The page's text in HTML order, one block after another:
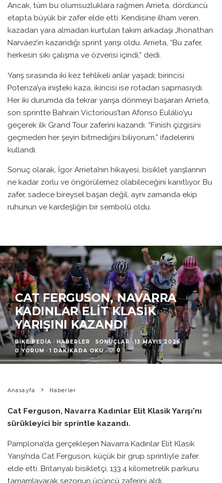
Ancak, tüm bu olumsuzluklara rağmen Arrieta, dördüncü
etapta büyük bir zafer elde etti. Kendisine ilham veren,
kazadan yara almadan kurtulan takım arkadaşı Jhonathan
Narváez’in kazandığı sprint yarışı oldu. Arrieta, “Bu zafer,
herkesin sıkı çalışma ve özverisi içindi,” dedi.
Yarış sırasında iki kez tehlikeli anlar yaşadı; birincisi
Potenza’ya inişteki kaza, ikincisi ise rotadan sapmasıydı.
Her iki durumda da tekrar yarışa dönmeyi başaran Arrieta,
son sprintte Bahrain Victorious’tan Afonso Eulálio’yu
geçerek ilk Grand Tour zaferini kazandı. “Finish çizgisini
geçmeden her şeyin bitmediğini biliyorum,” ifadelerini
kullandı.
Sonuç olarak, İgor Arrieta’nın hikayesi, bisiklet yarışlarının
ne kadar zorlu ve öngörülemez olabileceğini kanıtlıyor. Bu
zafer, sadece bireysel başarı değil, aynı zamanda ekip
ruhunun ve kardeşliğin bir sembolü oldu.
CAT FERGUSON, NAVARRA
KADINLAR ELIT KLASIK
YARIŞINI KAZANDI
BIKE PEDIA · HABERLER SONUÇLAR · 13 MAYIS 2026 ·
0 YORUM · 1 DAKIKADA OKU · 0
Anasayfa Haberler
Cat Ferguson, Navarra Kadınlar Elit Klasik Yarışı'nı
sürükleyici bir sprintle kazandı.
Pamplona’da gerçekleşen Navarra Kadınlar Elit Klasik
Yarışı’nda Cat Ferguson, küçük bir grup sprintiyle zafer
elde etti. Britanyalı bisikletçi, 133.4 kilometrelik parkuru
tamamlayarak sezonun üçüncü zaferini aldı.